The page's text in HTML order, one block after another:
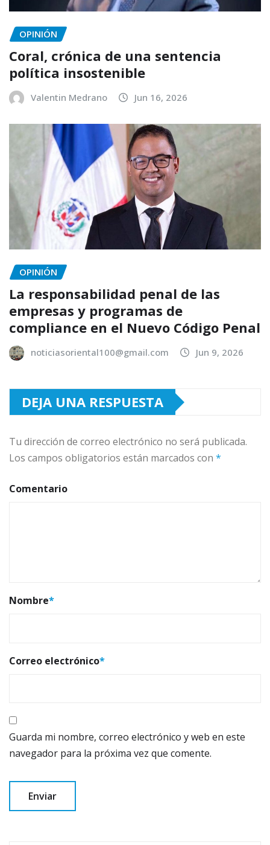
OPINIÓN
Coral, crónica de una sentencia
política insostenible
Valentin Medrano Jun 16, 2026
OPINIÓN
La responsabilidad penal de las
empresas y programas de
compliance en el Nuevo Código Penal
noticiasoriental100@gmail.com Jun 9, 2026
DEJA UNA RESPUESTA
Tu dirección de correo electrónico no será publicada.
Los campos obligatorios están marcados con *
Comentario
Nombre*
Correo electrónico*
Guarda mi nombre, correo electrónico y web en este
navegador para la próxima vez que comente.